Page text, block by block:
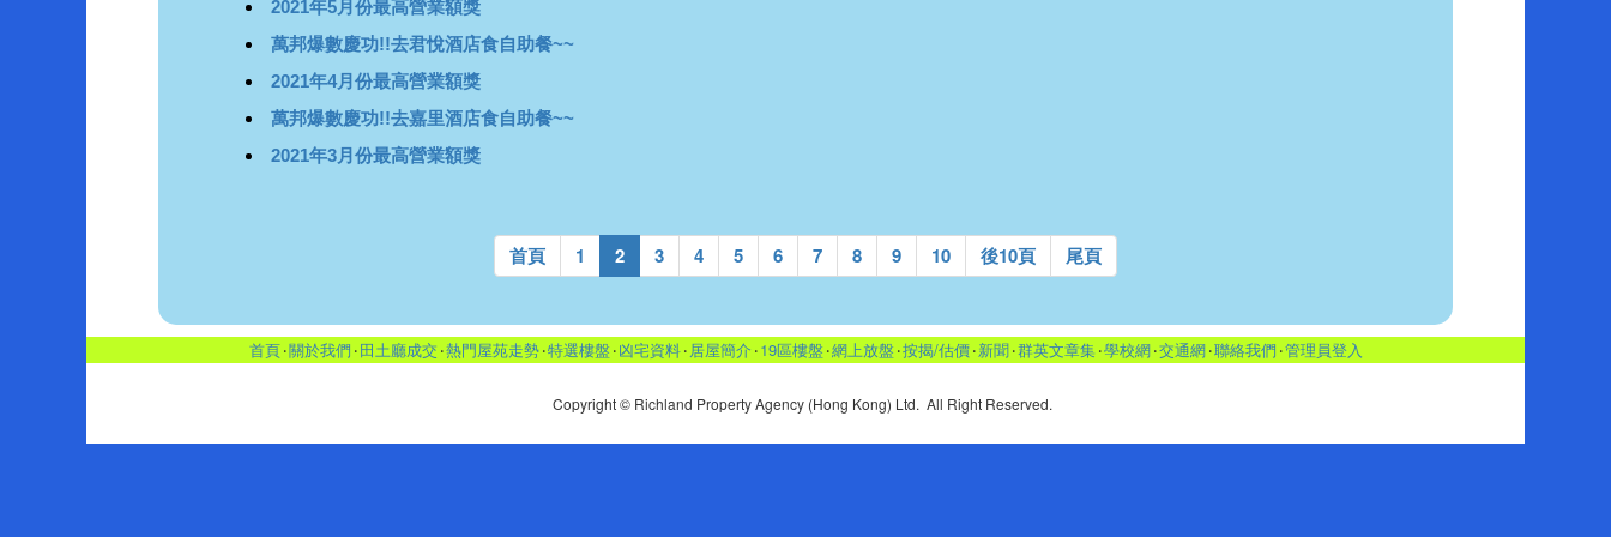
2021年5月份最高營業額獎
萬邦爆數慶功!!去君悅酒店食自助餐~~
2021年4月份最高營業額獎
萬邦爆數慶功!!去嘉里酒店食自助餐~~
2021年3月份最高營業額獎
首頁 1 2 3 4 5 6 7 8 9 10 後10頁 尾頁
首頁‧關於我們 ‧田土廳成交 ‧熱門屋苑走勢‧特選樓盤 ‧凶宅資料‧居屋簡介 ‧19區樓盤 ‧網上放盤 ‧按揭/估價‧新聞‧群英文章集 ‧學校網‧交通網‧聯絡我們 ‧管理員登入
Copyright © Richland Property Agency (Hong Kong) Ltd. All Right Reserved.